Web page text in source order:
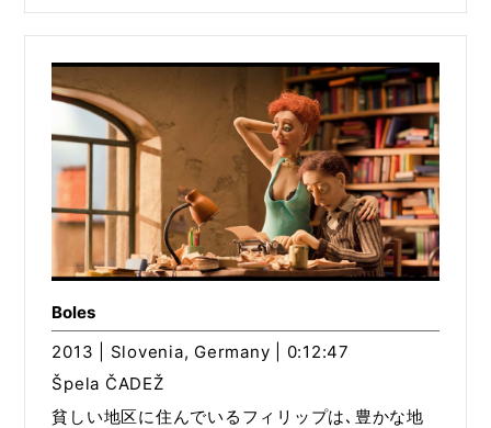
Boles
2013 | Slovenia, Germany | 0:12:47
Špela ČADEŽ
貧しい地区に住んでいるフィリップは､豊かな地